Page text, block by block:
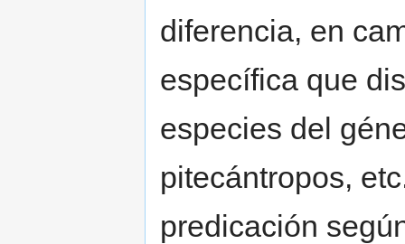
diferencia, en
específica que
especies del
pitecántropos,
predicación